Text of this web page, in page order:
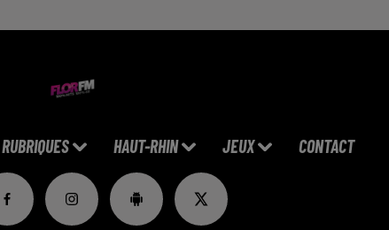
RUBRIQUES HAUT-RHIN JEUX CONTACT